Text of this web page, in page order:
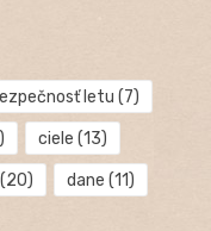
letu (7)
ciele (13)
(20) dane (11)